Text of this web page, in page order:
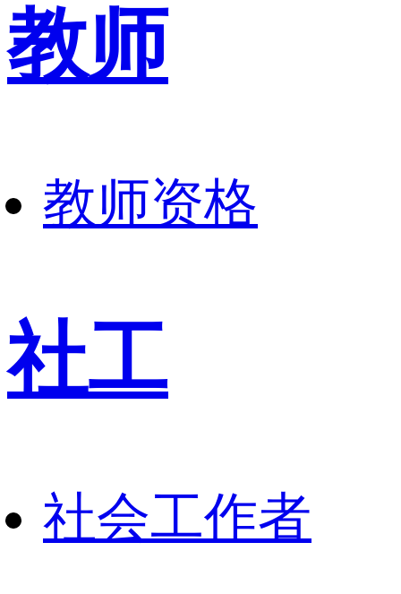
教师
教师资格
社工
社会工作者